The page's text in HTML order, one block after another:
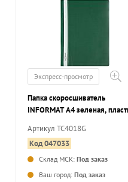
Экспресс-просмотр
Папка скоросшиватель
INFORMAT А4 зеленая,
Артикул TC4018G
Код 047033
Склад МСК: Под заказ
Ваш город: Под заказ